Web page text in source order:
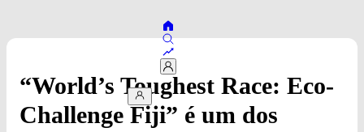
“World’s Toughest Race: Eco-
Challenge Fiji” é um dos